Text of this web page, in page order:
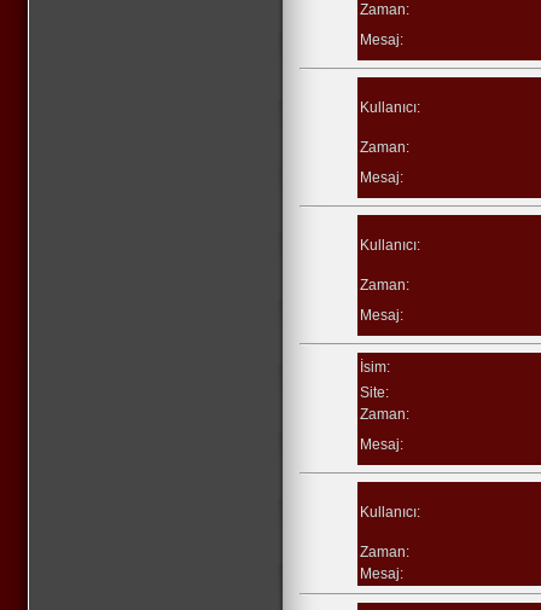
Zaman:
Mesaj:
Kullanıcı:
Zaman:
Mesaj:
Kullanıcı:
Zaman:
Mesaj:
İsim:
Site:
Zaman:
Mesaj:
Kullanıcı:
Zaman:
Mesaj: